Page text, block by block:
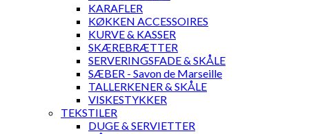
KARAFLER
KØKKEN ACCESSOIRES
KURVE & KASSER
SKÆREBRÆTTER
SERVERINGSFADE & SKÅLE
SÆBER - Savon de Marseille
TALLERKENER & SKÅLE
VISKESTYKKER
TEKSTILER
DUGE & SERVIETTER